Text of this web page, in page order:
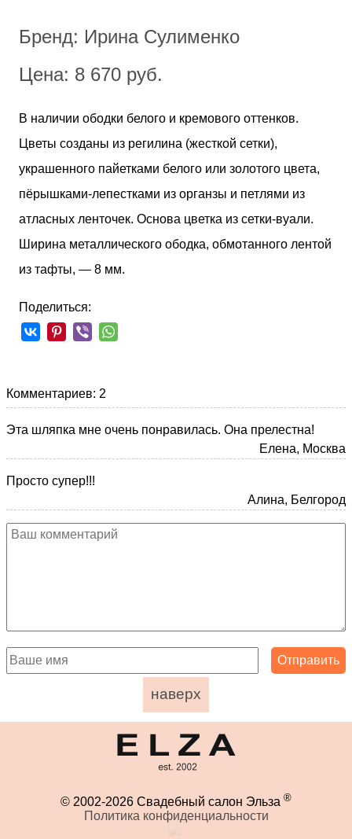
Бренд: Ирина Сулименко
Цена: 8 670 руб.
В наличии ободки белого и кремового оттенков.
Цветы созданы из регилина (жесткой сетки),
украшенного пайетками белого или золотого цвета,
пёрышками-лепестками из органзы и петлями из
атласных ленточек. Основа цветка из сетки-вуали.
Ширина металлического ободка, обмотанного лентой
из тафты, — 8 мм.
Поделиться:
Комментариев: 2
Эта шляпка мне очень понравилась. Она прелестна!
Елена, Москва
Просто супер!!!
Алина, Белгород
наверх
© 2002-2026 Свадебный салон Эльза ®
Политика конфиденциальности